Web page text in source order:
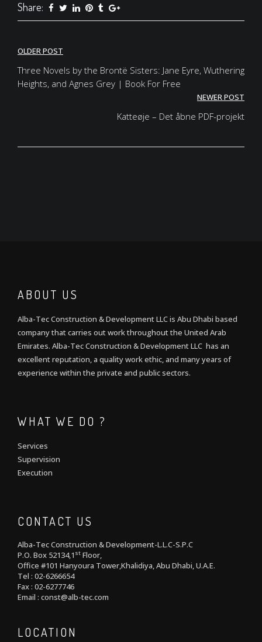
Share:
Post
navigation
OLDER POST
Three Novels by the Brontë Sisters: Jane Eyre, Wuthering
Heights, and Agnes Grey | Book For Free
NEWER POST
Katteøje – Det åbne PDF-projekt
ABOUT US
Alba-Tec Construction & Development LLC is Abu Dhabi based
company that carries out work throughout the United Arab
Emirates. Alba-Tec Construction & Development LLC has an
excellent reputation, a quality work ethic, and many years of
experience within the private and public sectors.
WHAT WE DO ?
Services
Supervision
Execution
CONTACT US
Alba-Tec Construction & Development-L.L.C-S.P.C
P.O. Box 52134,1 st Floor,
Office #101 Hanyoura Tower,Khalidiya, Abu Dhabi, U.A.E.
Tel : 02-6266654
Fax : 02-6277746
Email : const@alb-tec.com
LOCATION